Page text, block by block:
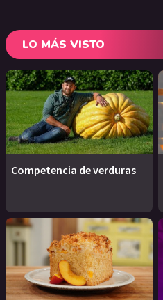
LO MÁS VISTO
Competencia de verduras